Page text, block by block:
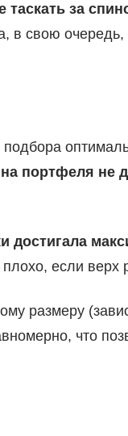
таскать за
в свою
портфеля не
достигала
если верх
размеру
что